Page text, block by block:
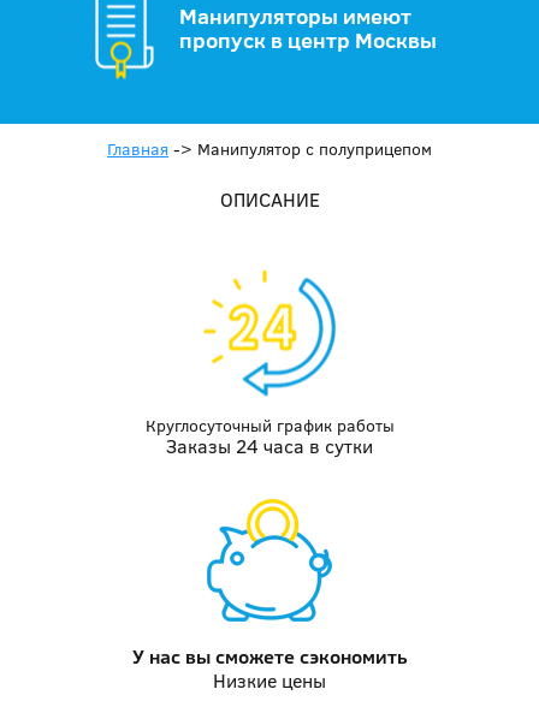
Манипуляторы имеют
пропуск в центр Москвы
Главная -> Манипулятор с полуприцепом
ОПИСАНИЕ
Круглосуточный график работы
Заказы 24 часа в сутки
У нас высможете сэкономить
Низкие цены